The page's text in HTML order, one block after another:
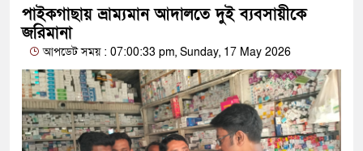
পাইকগাছায় ভ্রাম্যমান আদালতে দুই ব্যবসায়ীকে
জরিমানা
আপডেট সময় : 07:00:33 pm, Sunday, 17 May 2026